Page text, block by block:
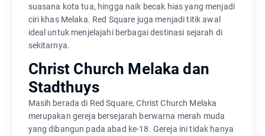
suasana kota tua, hingga naik becak hias yang menjadi
ciri khas Melaka. Red Square juga menjadi titik awal
ideal untuk menjelajahi berbagai destinasi sejarah di
sekitarnya.
Christ Church Melaka dan
Stadthuys
Masih berada di Red Square, Christ Church Melaka
merupakan gereja bersejarah berwarna merah muda
yang dibangun pada abad ke-18. Gereja ini tidak hanya